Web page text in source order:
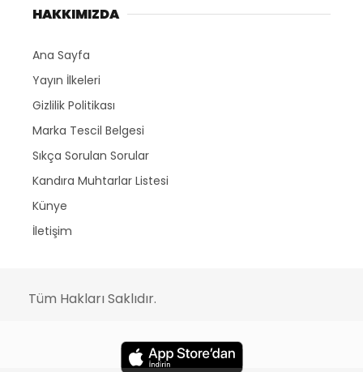
HAKKIMIZDA
Ana Sayfa
Yayın İlkeleri
Gizlilik Politikası
Marka Tescil Belgesi
Sıkça Sorulan Sorular
Kandıra Muhtarlar Listesi
Künye
İletişim
Tüm Hakları Saklıdır.